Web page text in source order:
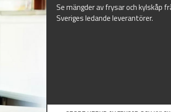
Se mängder av frysar och kylskåp
Sveriges ledande leverantörer.